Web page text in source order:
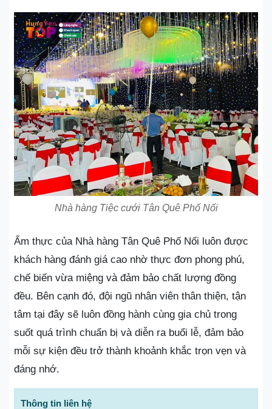
Nhà hàng Tiệc cưới Tân Quê Phố Nối
Ẩm thực của Nhà hàng Tân Quê Phố Nối luôn được
khách hàng đánh giá cao nhờ thực đơn phong phú,
chế biến vừa miệng và đảm bảo chất lượng đồng
đều. Bên cạnh đó, đội ngũ nhân viên thân thiện, tận
tâm tại đây sẽ luôn đồng hành cùng gia chủ trong
suốt quá trình chuẩn bị và diễn ra buổi lễ, đảm bảo
mỗi sự kiện đều trở thành khoảnh khắc trọn vẹn và
đáng nhớ.
Thông tin liên hệ